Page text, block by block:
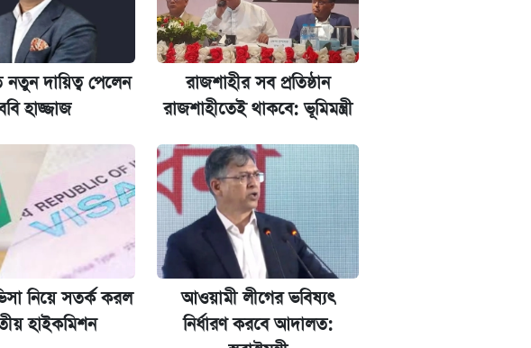
অর্থমন্ত্রী
নতুন দায়িত্ব পেলেন
হাজ্জাজ
রাজশাহীর সব প্রতিষ্ঠান
রাজশাহীতেই থাকবে: ভূমিমন্ত্রী
নিয়ে সতর্ক করল
হাইকমিশন
আওয়ামী লীগের ভবিষ্যৎ
নির্ধারণ করবে আদালত: